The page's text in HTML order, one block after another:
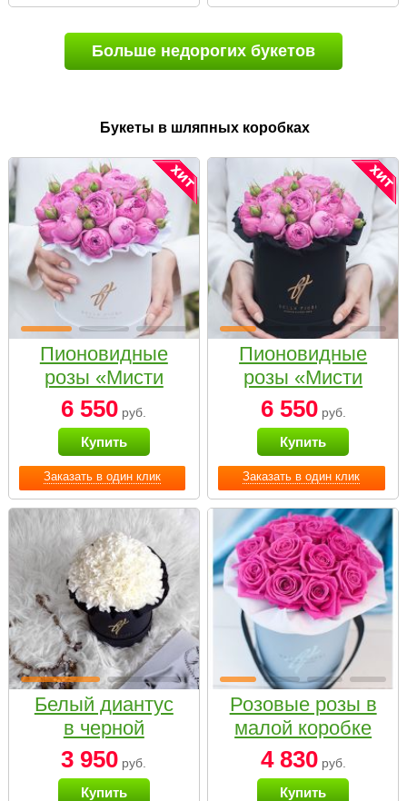
Больше недорогих букетов
Букеты в шляпных коробках
Заказать в один клик
Пионовидные
розы «Мисти
бабблс» в белой
коробке Small
6 550 руб.
Купить
Заказать в один клик
Пионовидные
розы «Мисти
бабблс» в
черной коробке
Small
6 550руб.
Купить
Белый диантус
в черной
коробке Small
3 950 руб.
Купить
Розовые розы в
малой коробке
4 830руб.
Купить